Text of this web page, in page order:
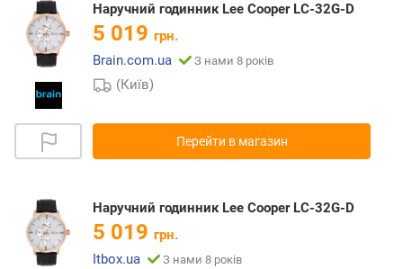
Наручний годинник Lee Cooper LC-32G-D
5 019 грн.
Brain.com.ua
З нами 8 років
(Київ)
Перейти в магазин
Наручний годинник Lee Cooper LC-32G-D
5 019 грн.
Itbox.ua
З нами 8 років